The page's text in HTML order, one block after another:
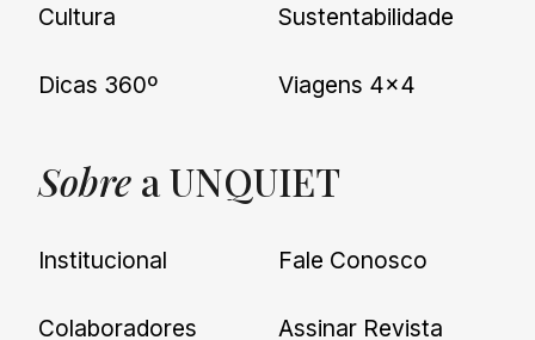
Cultura
Dicas 360º
Sustentabilidade
Viagens 4×4
Sobre a UNQUIET
Institucional
Colaboradores
Fale Conosco
Assinar Revista